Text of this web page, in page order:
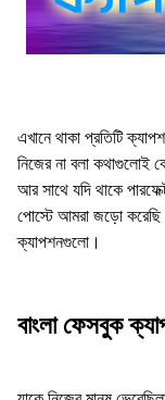
এখানে থাকা প্রতিটি
নিজের না বলা কথাগুলোই
আর সাথে যদি থাকে
পোস্টে আমরা জড়ো করেছি
ক্যাপশনগুলো।
বাংলা ফেসবুক